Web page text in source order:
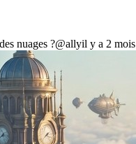
nuages ?@allyil y a 2 mois